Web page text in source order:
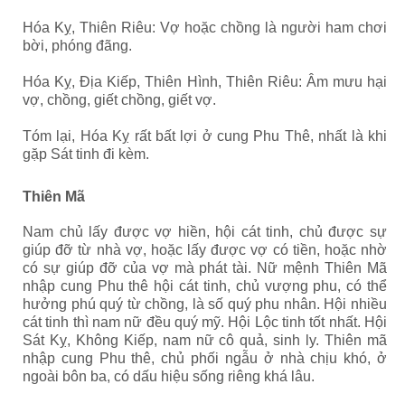
Hóa Kỵ, Thiên Riêu: Vợ hoặc chồng là người ham chơi
bời, phóng đãng.
Hóa Kỵ, Địa Kiếp, Thiên Hình, Thiên Riêu: Âm mưu hại
vợ, chồng, giết chồng, giết vợ.
Tóm lại, Hóa Kỵ rất bất lợi ở cung Phu Thê, nhất là khi
gặp Sát tinh đi kèm.
Thiên Mã
Nam chủ lấy được vợ hiền, hội cát tinh, chủ được sự
giúp đỡ từ nhà vợ, hoặc lấy được vợ có tiền, hoặc nhờ
có sự giúp đỡ của vợ mà phát tài. Nữ mệnh Thiên Mã
nhập cung Phu thê hội cát tinh, chủ vượng phu, có thể
hưởng phú quý từ chồng, là số quý phu nhân. Hội nhiều
cát tinh thì nam nữ đều quý mỹ. Hội Lộc tinh tốt nhất. Hội
Sát Kỵ, Không Kiếp, nam nữ cô quả, sinh ly. Thiên mã
nhập cung Phu thê, chủ phối ngẫu ở nhà chịu khó, ở
ngoài bôn ba, có dấu hiệu sống riêng khá lâu.